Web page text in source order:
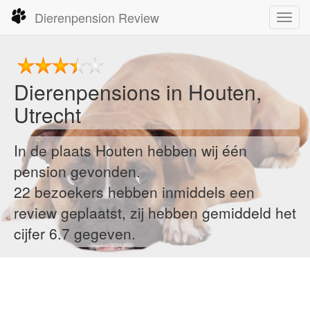
Dierenpension Review
Dierenpensions in Houten,
Utrecht
In de plaats Houten hebben wij één
pension gevonden.
22bezoekers hebben inmiddels een
review geplaatst, zij hebben gemiddeld het
cijfer 6.7 gegeven.